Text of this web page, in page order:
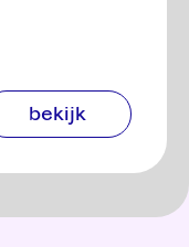
bekijk